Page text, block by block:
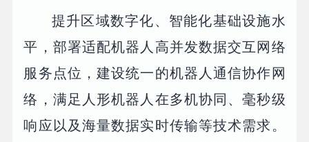
提升区域数字化、智能化基础设施水
平，部署适配机器人高并发数据交互网络
服务点位，建设统一的机器人通信协作网
络，满足人形机器人在多机协同、毫秒级
响应以及海量数据实时传输等技术需求。